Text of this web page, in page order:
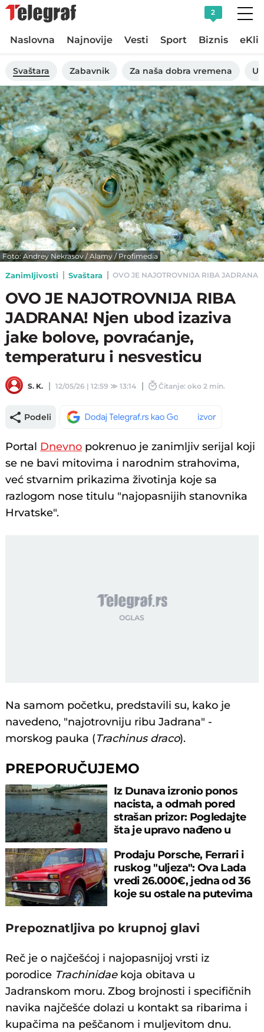
2
Naslovna Najnovije Vesti Sport Biznis
Svaštara Zabavnik Za naša dobra vremena
Foto: Andrey Nekrasov / Alamy / Profimedia
Zanimljivosti Svaštara OVO JE NAJOTROVNIJA RIBA
OVO JE NAJOTROVNIJA RIBA
JADRANA! Njen ubod izaziva
jake bolove, povraćanje,
temperaturu i nesvesticu
S. K. 12/05/26 | 12:59 ≫13:14 Čitanje: oko 2 min.
Podeli
Portal Dnevno pokrenuo je zanimljiv serijal koji
se ne bavi mitovima i narodnim strahovima,
već stvarnim prikazima životinja koje sa
razlogom nose titulu "najopasnijih stanovnika
Hrvatske".
Na samom početku, predstavili su, kako je
navedeno, "najotrovniju ribu Jadrana" -
morskog pauka (Trachinus draco).
PREPORUČUJEMO
Iz Dunava izronio ponos
nacista, a odmah pored
strašan prizor: Pogledajte
šta je upravo nađeno u
Prodaju Porsche, Ferrari i
ruskog "uljeza": Ova Lada
vredi 26.000€, jedna od 36
koje su ostale na putevima
Prepoznatljiva po krupnoj glavi
Reč je o najčešćoj i najopasnijoj vrsti iz
porodice Trachinidaekoja obitava u
Jadranskom moru. Zbog brojnosti i specifičnih
navika najčešće dolazi u kontakt sa ribarima i
kupačima na peščanom i muljevitom dnu.